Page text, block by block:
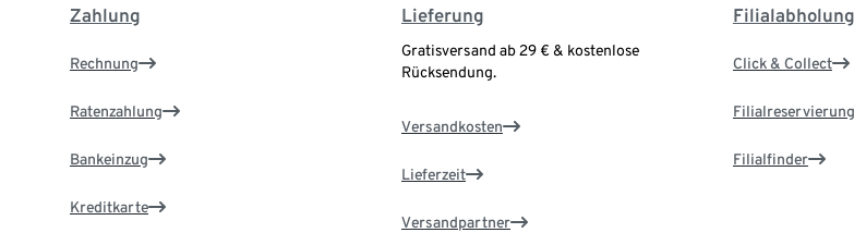
Zahlung
Rechnung
Ratenzahlung
Bankeinzug
Kreditkarte
Lieferung
Gratisversand ab 29 € & kostenlose
Rücksendung.
Versandkosten
Lieferzeit
Versandpartner
Filialabholung
Click & Collect
Filialreservierung
Filialfinder